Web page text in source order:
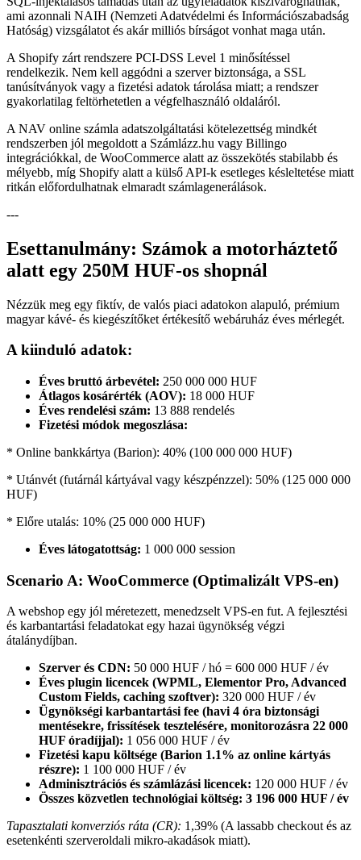
ami azonnali NAIH (Nemzeti Adatvédelmi és Információszabadság
Hatóság) vizsgálatot és akár milliós bírságot vonhat maga után.
A Shopify zárt rendszere PCI-DSS Level 1 minősítéssel
rendelkezik. Nem kell aggódni a szerver biztonsága, a SSL
tanúsítványok vagy a fizetési adatok tárolása miatt; a rendszer
gyakorlatilag feltörhetetlen a végfelhasználó oldaláról.
A NAV online számla adatszolgáltatási kötelezettség mindkét
rendszerben jól megoldott a Számlázz.hu vagy Billingo
integrációkkal, de WooCommerce alatt az összekötés stabilabb és
mélyebb, míg Shopify alatt a külső API-k esetleges késleltetése miatt
ritkán előfordulhatnak elmaradt számlagenerálások.
---
Esettanulmány: Számok a motorháztető
alatt egy 250M HUF-os shopnál
Nézzük meg egy fiktív, de valós piaci adatokon alapuló, prémium
magyar kávé- és kiegészítőket értékesítő webáruház éves mérlegét.
A kiinduló adatok:
Éves bruttó árbevétel: 250 000 000 HUF
Átlagos kosárérték (AOV): 18 000 HUF
Éves rendelési szám: 13 888 rendelés
Fizetési módok megoszlása:
* Online bankkártya (Barion): 40% (100 000 000 HUF)
* Utánvét (futárnál kártyával vagy készpénzzel): 50% (125 000 000
HUF)
* Előre utalás: 10% (25 000 000 HUF)
Éves látogatottság: 1 000 000 session
Scenario A: WooCommerce (Optimalizált VPS-en)
A webshop egy jól méretezett, menedzselt VPS-en fut. A fejlesztési
és karbantartási feladatokat egy hazai ügynökség végzi
átalánydíjban.
Szerver és CDN: 50 000 HUF / hó = 600 000 HUF / év
Éves plugin licencek (WPML, Elementor Pro, Advanced
Custom Fields, caching szoftver): 320 000 HUF / év
Ügynökségi karbantartási fee (havi 4 óra biztonsági
mentésekre, frissítések tesztelésére, monitorozásra 22 000
HUF óradíjjal): 1 056 000 HUF / év
Fizetési kapu költsége (Barion 1.1% az online kártyás
részre): 1 100 000 HUF / év
Adminisztrációs és számlázási licencek: 120 000 HUF / év
Összes közvetlen technológiai költség: 3 196 000 HUF / év
Tapasztalati konverziós ráta (CR): 1,39% (A lassabb checkout és az
esetenkénti szerveroldali mikro-akadások miatt).